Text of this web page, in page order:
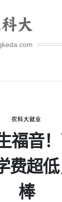
农科大就业
福音
费超
棒